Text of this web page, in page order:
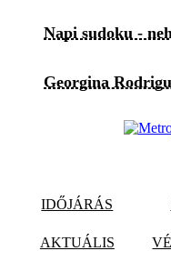
Napi sudoku -
Georgina
IDŐJÁRÁS
AKTUÁLIS